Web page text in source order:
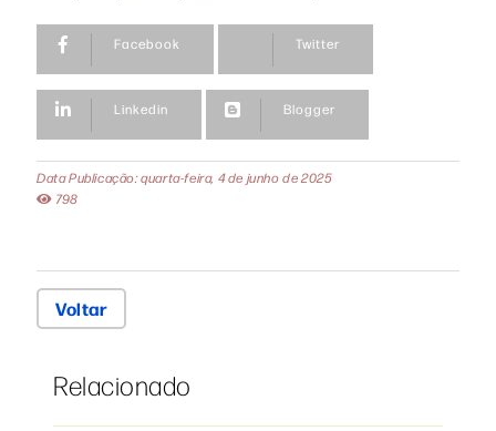
Facebook Twitter
Linkedin Blogger
Data Publicação: quarta-feira, 4 de junho de 2025
798
Voltar
Relacionado